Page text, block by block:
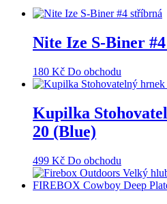
Nite Ize S-Biner
180 Kč Do obchodu
Kupilka
20 (Blue)
499 Kč Do obchodu